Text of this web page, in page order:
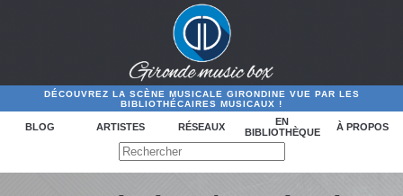
DÉCOUVREZ LA SCÈNE MUSICALE GIRONDINE VUE PAR LES
BIBLIOTHÉCAIRES MUSICAUX !
BLOG ARTISTES RÉSEAUX
EN
BIBLIOTHÈQUE
À PROPOS